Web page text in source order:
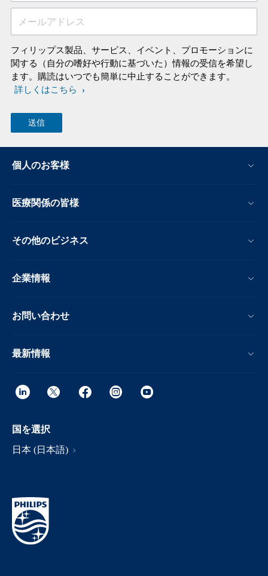
メールアドレス
フィリップス製品、サービス、イベント、プロモーションに
関する（自分の嗜好や行動に基づいた）情報の受信を希望し
ます。購読はいつでも簡単に中止することができます。
詳しくはこちら
個人のお客様
医療関係の皆様
その他のビジネス
企業情報
お問い合わせ
最新情報
国を選択
日本 (日本語)